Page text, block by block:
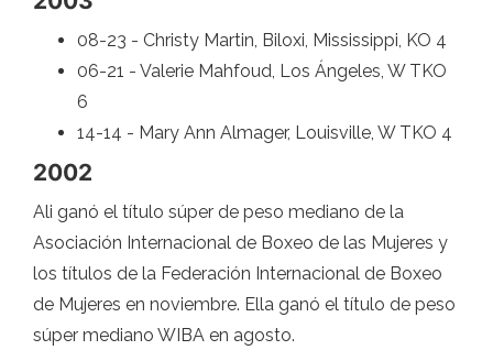
08-23 - Christy Martin, Biloxi, Mississippi, KO 4
06-21 - Valerie Mahfoud, Los Ángeles, W TKO
6
14-14 - Mary Ann Almager, Louisville, W TKO 4
2002
Ali ganó el título súper de peso mediano de la
Asociación Internacional de Boxeo de las Mujeres y
los títulos de la Federación Internacional de Boxeo
de Mujeres en noviembre. Ella ganó el título de peso
súper mediano WIBA en agosto.